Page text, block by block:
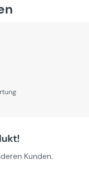
0 von 5 Sternen
Kunden.